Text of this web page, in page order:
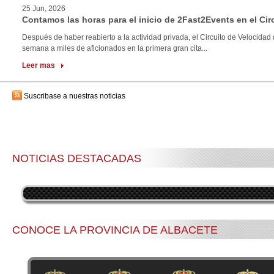
25 Jun, 2026
Contamos las horas para el inicio de 2Fast2Events en el
Después de haber reabierto a la actividad privada, el Circuito de Velocidad
semana a miles de aficionados en la primera gran cita...
Leer mas
Suscribase a nuestras noticias
NOTICIAS DESTACADAS
CONOCE LA PROVINCIA DE ALBACETE